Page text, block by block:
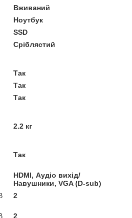
Вживаний
Ноутбук
SSD
Сріблястий
Так
Так
Так
2.2 кг
Так
HDMI, Аудіо вихід/
Навушники, VGA (D-sub)
2
2